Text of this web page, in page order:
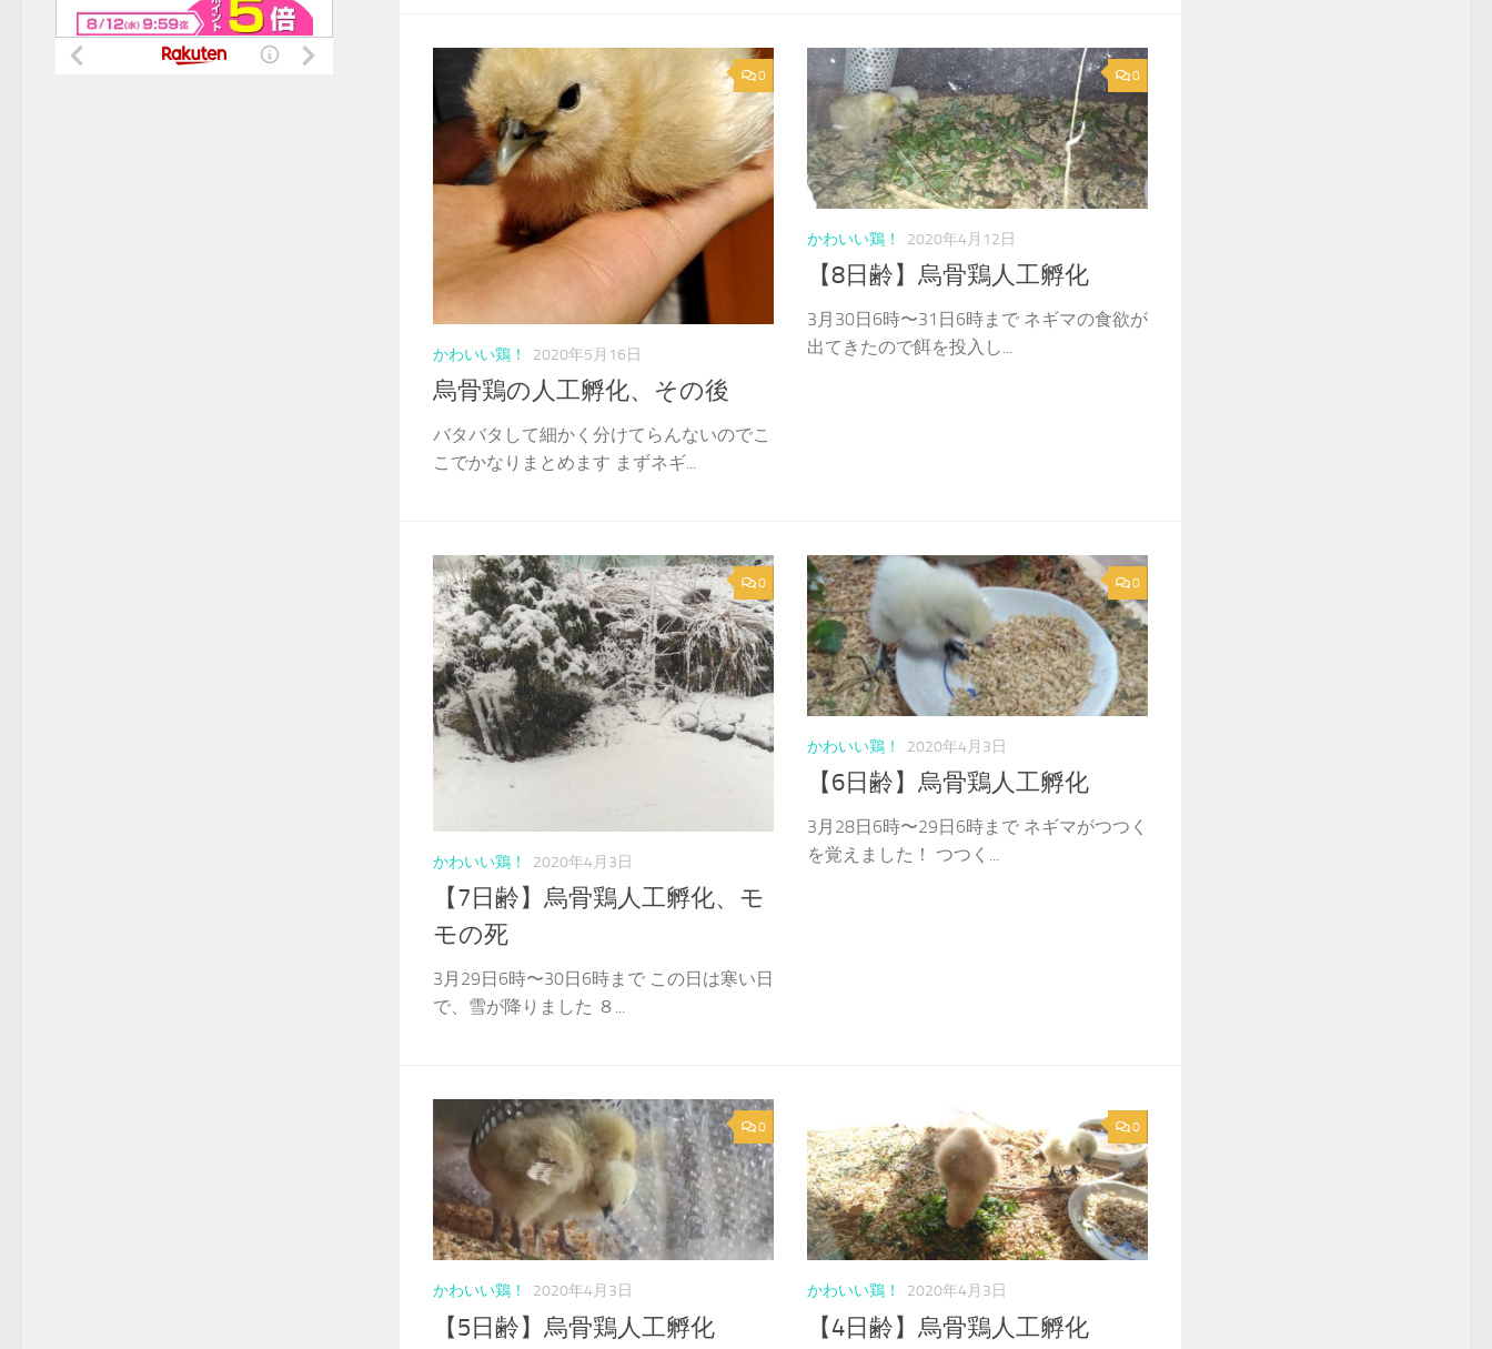
0
かわいい鶏！ 2020年5月16日
烏骨鶏の人工孵化、その後
バタバタして細かく分けてらんないのでこ
こでかなりまとめます まずネギ...
0
かわいい鶏！ 2020年4月12日
【8日齢】烏骨鶏人工孵化
3月30日6時〜31日6時まで ネギマの食欲が
出てきたので餌を投入し...
0
かわいい鶏！ 2020年4月3日
【7日齢】烏骨鶏人工孵化、モ
モの死
3月29日6時〜30日6時まで この日は寒い日
で、雪が降りました ８...
0
かわいい鶏！ 2020年4月3日
【6日齢】烏骨鶏人工孵化
3月28日6時〜29日6時まで ネギマがつつく
を覚えました！ つつく...
0
かわいい鶏！ 2020年4月3日
【5日齢】烏骨鶏人工孵化
0
かわいい鶏！ 2020年4月3日
【4日齢】烏骨鶏人工孵化